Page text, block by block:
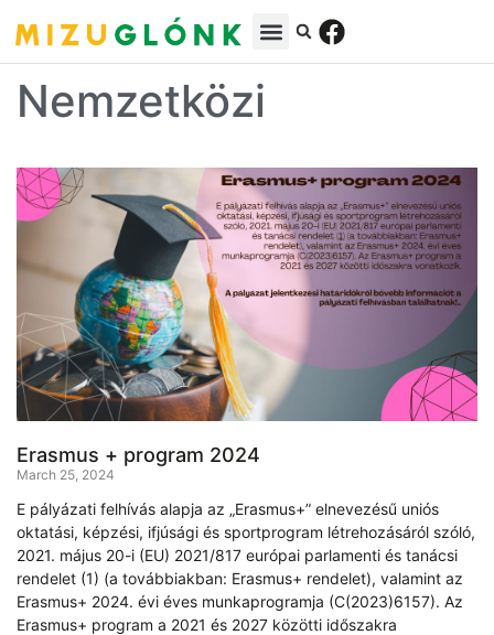
Nemzetközi
Erasmus + program 2024
March 25, 2024
E pályázati felhívás alapja az „Erasmus+” elnevezésű uniós
oktatási, képzési, ifjúsági és sportprogram létrehozásáról szóló,
2021. május 20-i (EU) 2021/817 európai parlamenti és tanácsi
rendelet (1) (a továbbiakban: Erasmus+ rendelet), valamint az
Erasmus+ 2024. évi éves munkaprogramja (C(2023)6157). Az
Erasmus+ program a 2021 és 2027 közötti időszakra